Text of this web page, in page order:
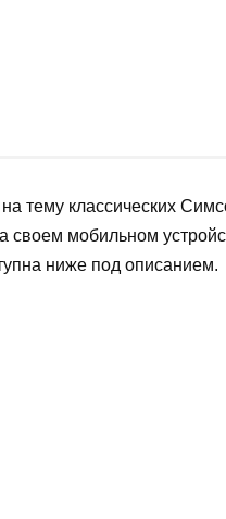
тему классических
своем мобильном
ниже под описанием.